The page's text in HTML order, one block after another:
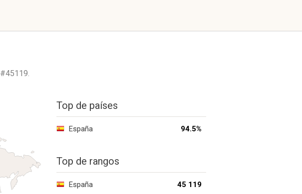
#45119.
Top de países
España 94.5%
Top de rangos
España 45 119